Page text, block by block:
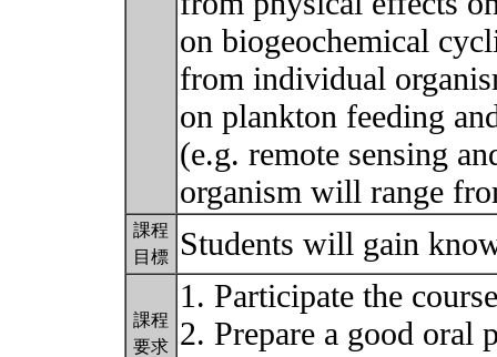
on biogeochemical
from individual
on plankton feeding
(e.g. remote sensing
organism will range
課程
目標
Students will gain
課程
要求
1. Participate the
2. Prepare a good oral